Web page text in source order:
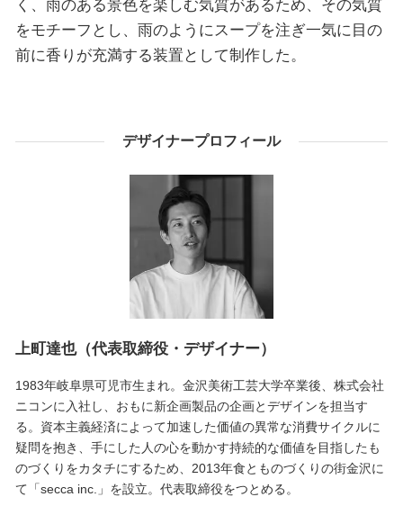
く、雨のある景色を楽しむ気質があるため、その気質
をモチーフとし、雨のようにスープを注ぎ一気に目の
前に香りが充満する装置として制作した。
デザイナープロフィール
上町達也（代表取締役・デザイナー）
1983年岐阜県可児市生まれ。金沢美術工芸大学卒業後、株式会社
ニコンに入社し、おもに新企画製品の企画とデザインを担当す
る。資本主義経済によって加速した価値の異常な消費サイクルに
疑問を抱き、手にした人の心を動かす持続的な価値を目指したも
のづくりをカタチにするため、2013年食とものづくりの街金沢に
て「secca inc.」を設立。代表取締役をつとめる。